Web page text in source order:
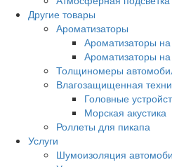
Другие товары
Ароматизаторы
Ароматизаторы
Ароматизаторы
Толщиномеры
Влагозащищенная
Головные
Морская акустика
Роллеты для пикапа
Услуги
Шумоизоляция